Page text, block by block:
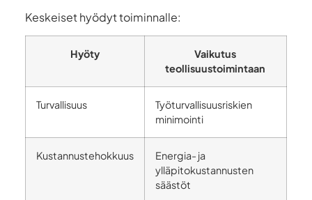
Keskeiset hyödyt toiminnalle:
Hyöty
Vaikutus
teollisuustoimintaan
Turvallisuus
Työturvallisuusriskien
minimointi
Kustannustehokkuus
Energia- ja
ylläpitokustannusten
säästöt